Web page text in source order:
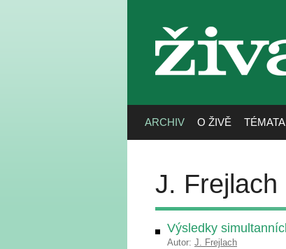
živa
ARCHIV O ŽIVĚ TÉMATA
J. Frejlach
Výsledky
Autor: J. Frejlach